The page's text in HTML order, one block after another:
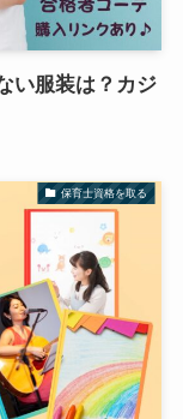
い服装は？カジ
保育士資格を取る